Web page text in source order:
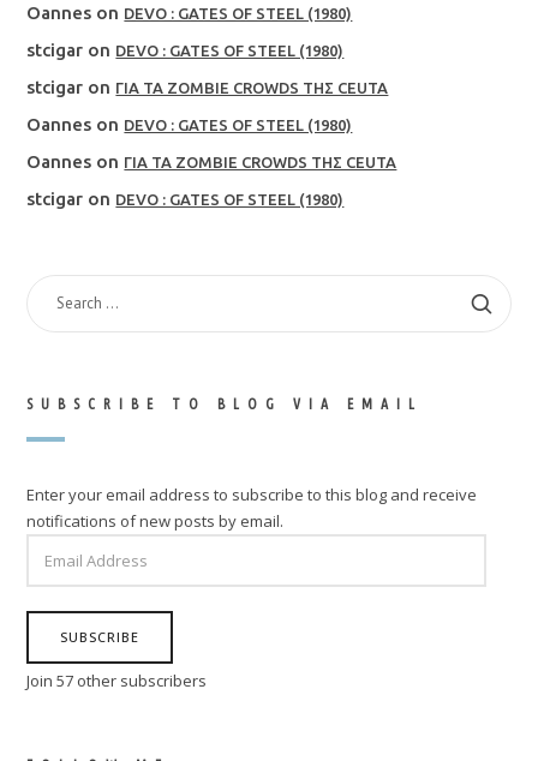
Oannes on DEVO : GATES OF STEEL (1980)
stcigar on DEVO : GATES OF STEEL (1980)
stcigar on ΓΙΑ ΤΑ ZOMBIE CROWDS ΤΗΣ CEUTA
Oannes on DEVO : GATES OF STEEL (1980)
Oannes on ΓΙΑ ΤΑ ZOMBIE CROWDS ΤΗΣ CEUTA
stcigar on DEVO : GATES OF STEEL (1980)
SEARCH
FOR:
SUBSCRIBE TO BLOG VIA EMAIL
Enter your email address to subscribe to this blog and receive
notifications of new posts by email.
ADDRESS
SUBSCRIBE
Join 57 other subscribers